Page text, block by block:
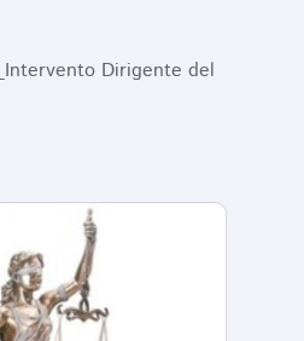
Dirigente del